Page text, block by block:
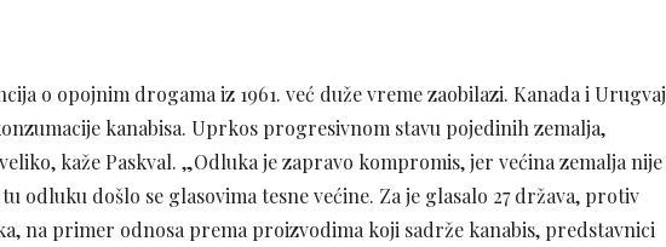
o opojnim drogama iz 1961. već duže vreme zaobilazi. Kanada i Urugvaj
kanabisa. Uprkos progresivnom stavu pojedinih zemalja,
kaže Paskval. „Odluka je zapravo kompromis, jer većina zemalja nije
odluku došlo se glasovima tesne većine. Za je glasalo 27 država, protiv
na primer odnosa prema proizvodima koji sadrže kanabis, predstavnici